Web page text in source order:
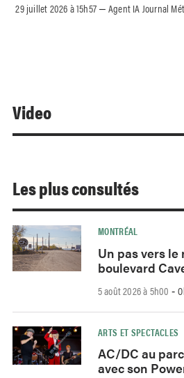
29 juillet 2026 à 15h57 –Agent IA Journal
Video
Les plus consultés
MONTRÉAL
Un pas vers
boulevard
5 août 2026 à 5h00 -
ARTS ET SPECTACLES
AC/DC au
avec son